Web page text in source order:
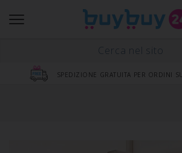
SPEDIZIONE GRATUITA PER ORDINI